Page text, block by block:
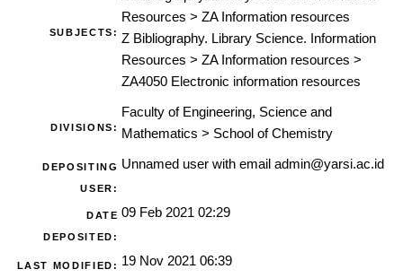
SUBJECTS:
Resources > ZA Information resources
Z Bibliography. Library Science. Information
Resources > ZA Information resources >
ZA4050 Electronic information resources
DIVISIONS:
Faculty of Engineering, Science and
Mathematics > School of Chemistry
DEPOSITING
USER:
Unnamed user with email admin@yarsi.ac.id
DATE
DEPOSITED:
09 Feb 2021 02:29
LAST MODIFIED: 19 Nov 2021 06:39